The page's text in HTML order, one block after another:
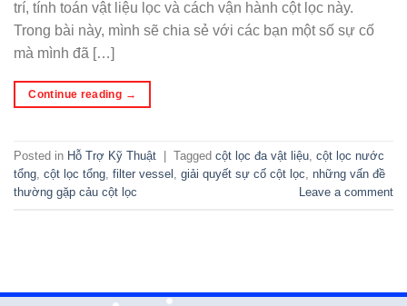
trí, tính toán vật liệu lọc và cách vận hành cột lọc này.
Trong bài này, mình sẽ chia sẻ với các bạn một số sự cố
mà mình đã […]
Continue reading →
Posted in Hỗ Trợ Kỹ Thuật Tagged cột lọc đa vật liệu, cột lọc nước
tổng, cột lọc tổng, filter vessel , giải quyết sự cố cột lọc, những vấn đề
thường gặp cảu cột lọc
Leave a comment